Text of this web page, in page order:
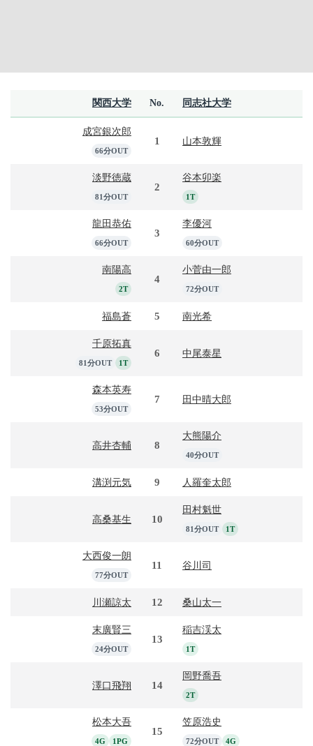
関西大学 No. 同志社大学
成宮銀次郎
66分OUT
1 山本敦輝
淡野徳蔵
81分OUT
2
谷本卯楽
1T
龍田恭佑
66分OUT
3
李優河
60分OUT
南陽高
2T
4
小菅由一郎
72分OUT
福島蒼 5 南光希
千原拓真
81分OUT 1T
6 中尾泰星
森本英寿
53分OUT
7 田中晴大郎
高井杏輔 8
大熊陽介
40分OUT
溝渕元気 9 人羅奎太郎
高桑基生 10
田村魁世
81分OUT 1T
大西俊一朗
77分OUT
11 谷川司
川瀬諒太 12 桑山太一
末廣賢三
24分OUT
13
稲吉渓太
1T
澤口飛翔 14
岡野喬吾
2T
松本大吾
4G 1PG
15
笠原浩史
72分OUT 4G